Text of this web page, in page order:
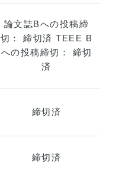
論文誌Bへの投稿締
切： 締切済 TEEE B
への投稿締切： 締切
済
締切済
締切済